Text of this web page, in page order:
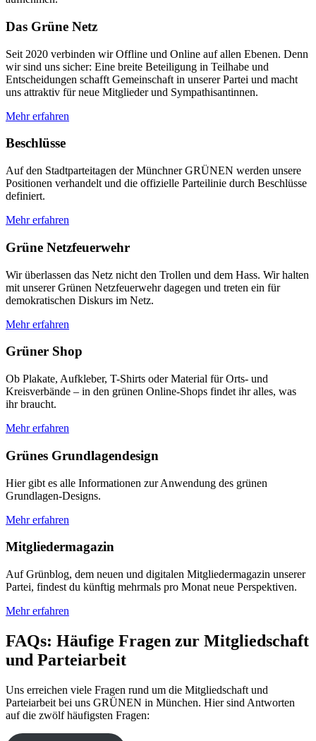
Das Grüne Netz
Seit 2020 verbinden wir Offline und Online auf allen Ebenen. Denn
wir sind uns sicher: Eine breite Beteiligung in Teilhabe und
Entscheidungen schafft Gemeinschaft in unserer Partei und macht
uns attraktiv für neue Mitglieder und Sympathisantinnen.
Mehr erfahren
Beschlüsse
Auf den Stadtparteitagen der Münchner GRÜNEN werden unsere
Positionen verhandelt und die offizielle Parteilinie durch Beschlüsse
definiert.
Mehr erfahren
Grüne Netzfeuerwehr
Wir überlassen das Netz nicht den Trollen und dem Hass. Wir halten
mit unserer Grünen Netzfeuerwehr dagegen und treten ein für
demokratischen Diskurs im Netz.
Mehr erfahren
Grüner Shop
Ob Plakate, Aufkleber, T-Shirts oder Material für Orts- und
Kreisverbände – in den grünen Online-Shops findet ihr alles, was
ihr braucht.
Mehr erfahren
Grünes Grundlagendesign
Hier gibt es alle Informationen zur Anwendung des grünen
Grundlagen-Designs.
Mehr erfahren
Mitgliedermagazin
Auf Grünblog, dem neuen und digitalen Mitgliedermagazin unserer
Partei, findest du künftig mehrmals pro Monat neue Perspektiven.
Mehr erfahren
FAQs: Häufige Fragen zur Mitgliedschaft
und Parteiarbeit
Uns erreichen viele Fragen rund um die Mitgliedschaft und
Parteiarbeit bei uns GRÜNEN in München. Hier sind Antworten
auf die zwölf häufigsten Fragen: